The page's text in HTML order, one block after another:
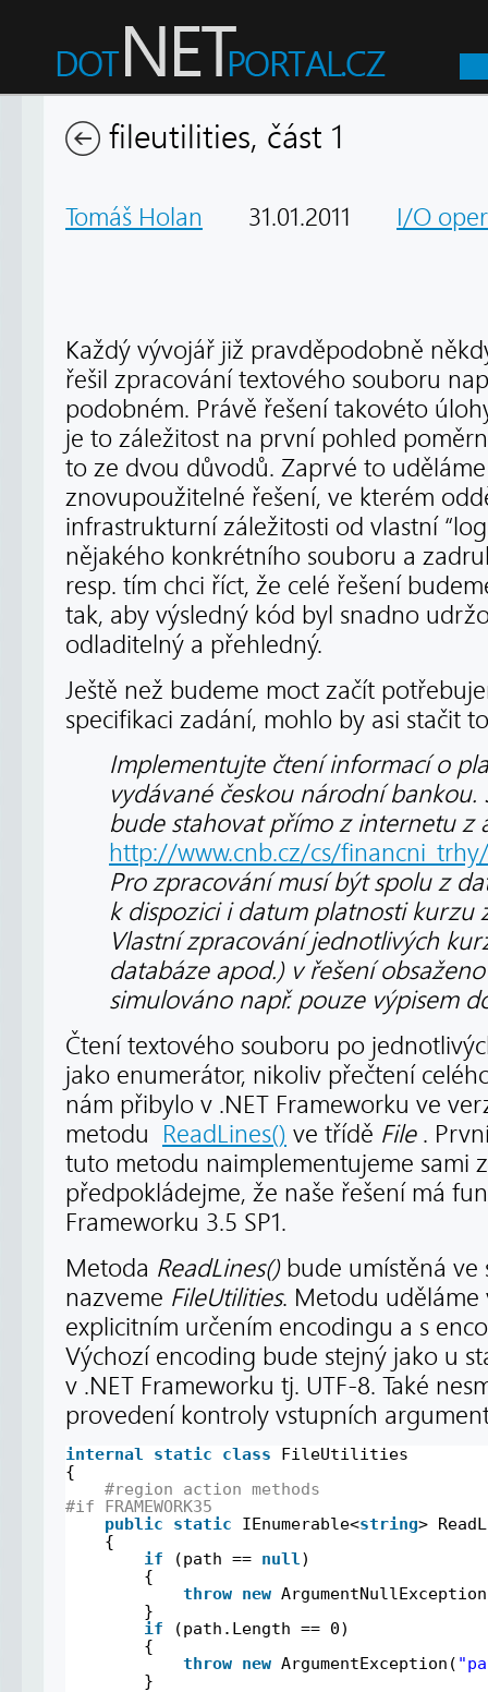
fileutilities, část 1
Tomáš Holan 31.01.2011 I/O
Každý vývojář již pravděpodobně
řešil zpracování textového souboru
podobném. Právě řešení takovéto
je to záležitost na první pohled
to ze dvou důvodů. Zaprvé to
znovupoužitelné řešení, ve kterém
infrastrukturní záležitosti od vlastní
nějakého konkrétního souboru a
resp. tím chci říct, že celé řešení
tak, aby výsledný kód byl snadno
odladitelný a přehledný.
Ještě než budeme moct začít
specifikaci zadání, mohlo by asi stačit
Implementujte čtení informací o
vydávané českou národní bankou.
bude stahovat přímo z internetu z
http://www.cnb.cz/cs/
Pro zpracování musí být spolu z
k dispozici i datum platnosti kurzu
Vlastní zpracování jednotlivých
databáze apod.) v řešení
simulováno např. pouze výpisem
Čtení textového souboru po
jako enumerátor, nikoliv přečtení
nám přibylo v .NET Frameworku ve
metodu ReadLines() ve třídě File.
tuto metodu naimplementujeme sami
předpokládejme, že naše řešení má
Frameworku 3.5 SP1.
Metoda ReadLines()bude umístěná ve
nazveme FileUtilities. Metodu uděláme
explicitním určením encodingu a s
Výchozí encoding bude stejný jako u
v .NET Frameworku tj. UTF-8. Také
provedení kontroly vstupních
internal static class
FileUtilities
{
#region action methods
#if FRAMEWORK35
public
static IEnumerable<string>
{
if
(path == null )
{
throw new
}
if
(path.Length == 0)
{
throw new ArgumentException(
}